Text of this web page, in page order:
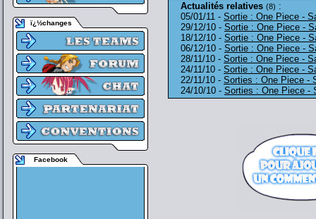
ï¿½changes
Facebook
Actualités relatives (8) :
05/01/11 - Sortie : One Piece -
29/12/10 - Sortie : One Piece -
18/12/10 - Sortie : One Piece -
06/12/10 - Sortie : One Piece -
28/11/10 - Sortie : One Piece -
24/11/10 - Sortie : One Piece -
22/11/10 - Sorties : One Piece -
24/10/10 - Sorties : One Piece -